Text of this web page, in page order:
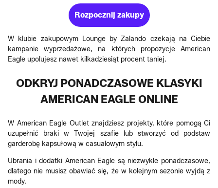
Rozpocznij zakupy
W klubie zakupowym Lounge by Zalando czekają na Ciebie
kampanie wyprzedażowe, na których propozycje American
Eagle upolujesz nawet kilkadziesiąt procent taniej.
ODKRYJ PONADCZASOWE KLASYKI
AMERICAN EAGLE ONLINE
W American Eagle Outlet znajdziesz projekty, które pomogą Ci
uzupełnić braki w Twojej szafie lub stworzyć od podstaw
garderobę kapsułową w casualowym stylu.
Ubrania i dodatki American Eagle są niezwykle ponadczasowe,
dlatego nie musisz obawiać się, że w kolejnym sezonie wyjdą z
mody.